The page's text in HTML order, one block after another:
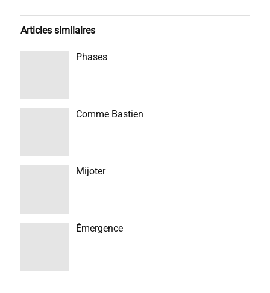
Articles similaires
Phases
Comme Bastien
Mijoter
Émergence